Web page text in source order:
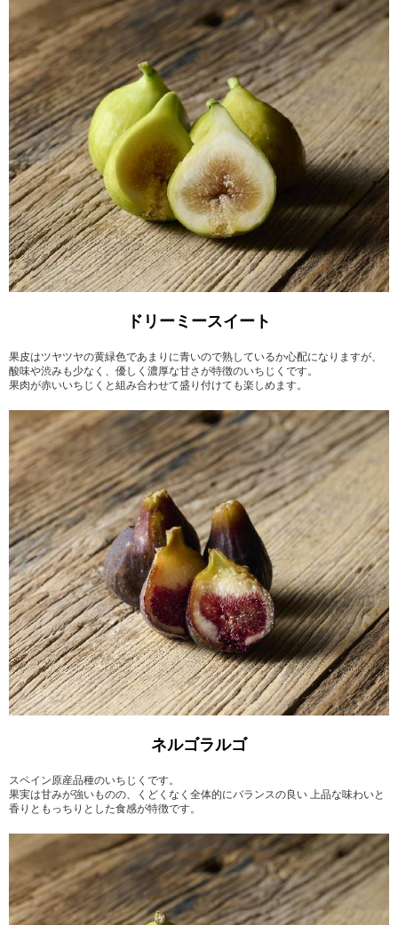
ドリーミースイート
果皮はツヤツヤの黄緑色であまりに青いので熟しているか心配になりますが、
酸味や渋みも少なく、優しく濃厚な甘さが特徴のいちじくです。
果肉が赤いいちじくと組み合わせて盛り付けても楽しめます。
ネルゴラルゴ
スペイン原産品種のいちじくです。
果実は甘みが強いものの、くどくなく全体的にバランスの良い 上品な味わいと
香りともっちりとした食感が特徴です。